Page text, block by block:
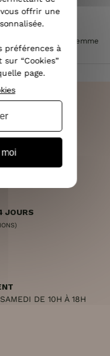
Pull col rond femme
et doré
70€
JOURS
DE 10H À 18H
offrir une
préférences à
“Cookies”
page.